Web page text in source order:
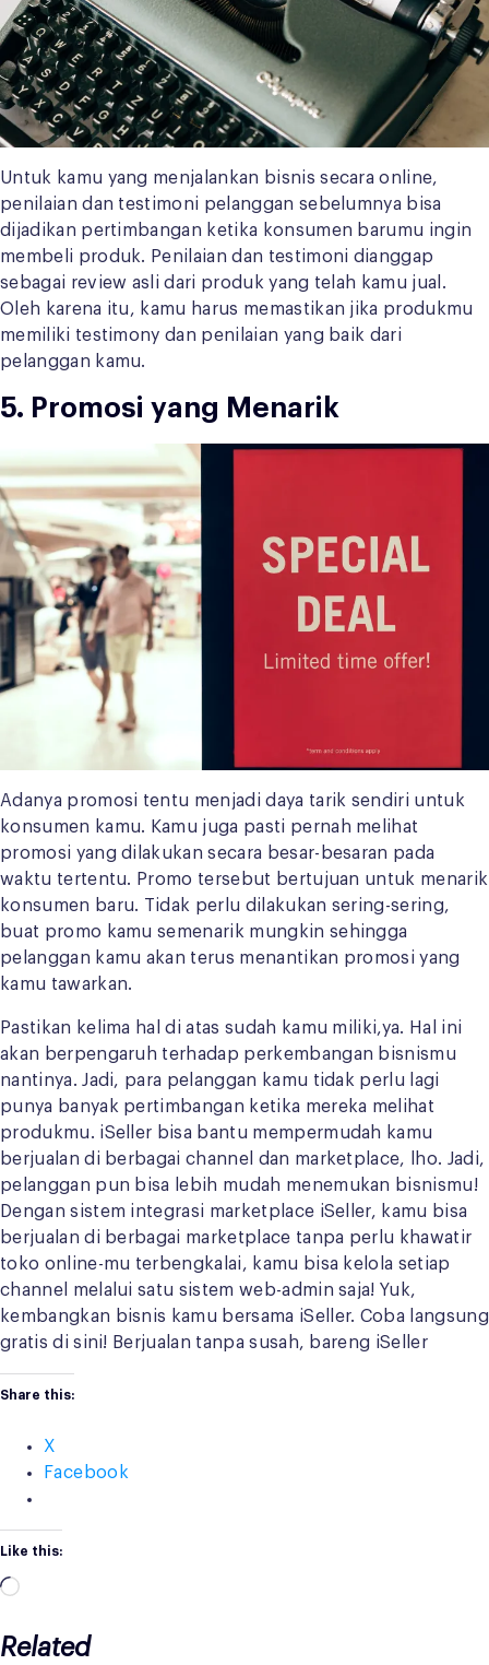
Untuk kamu yang menjalankan bisnis secara online,
penilaian dan testimoni pelanggan sebelumnya bisa
dijadikan pertimbangan ketika konsumen barumu ingin
membeli produk. Penilaian dan testimoni dianggap
sebagai review asli dari produk yang telah kamu jual.
Oleh karena itu, kamu harus memastikan jika produkmu
memiliki testimony dan penilaian yang baik dari
pelanggan kamu.
5. Promosi yang Menarik
Adanya promosi tentu menjadi daya tarik sendiri untuk
konsumen kamu. Kamu juga pasti pernah melihat
promosi yang dilakukan secara besar-besaran pada
waktu tertentu. Promo tersebut bertujuan untuk menarik
konsumen baru. Tidak perlu dilakukan sering-sering,
buat promo kamu semenarik mungkin sehingga
pelanggan kamu akan terus menantikan promosi yang
kamu tawarkan.
Pastikan kelima hal di atas sudah kamu miliki,ya. Hal ini
akan berpengaruh terhadap perkembangan bisnismu
nantinya. Jadi, para pelanggan kamu tidak perlu lagi
punya banyak pertimbangan ketika mereka melihat
produkmu. iSeller bisa bantu mempermudah kamu
berjualan di berbagai channel dan marketplace, lho. Jadi,
pelanggan pun bisa lebih mudah menemukan bisnismu!
Dengan sistem integrasi marketplace iSeller, kamu bisa
berjualan di berbagai marketplace tanpa perlu khawatir
toko online-mu terbengkalai, kamu bisa kelola setiap
channel melalui satu sistem web-admin saja! Yuk,
kembangkan bisnis kamu bersama iSeller. Coba langsung
gratis di sini! Berjualan tanpa susah, bareng iSeller
Share this:
X
Facebook
Like this:
Loading…
Related